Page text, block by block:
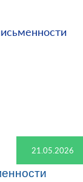
21.05.2026